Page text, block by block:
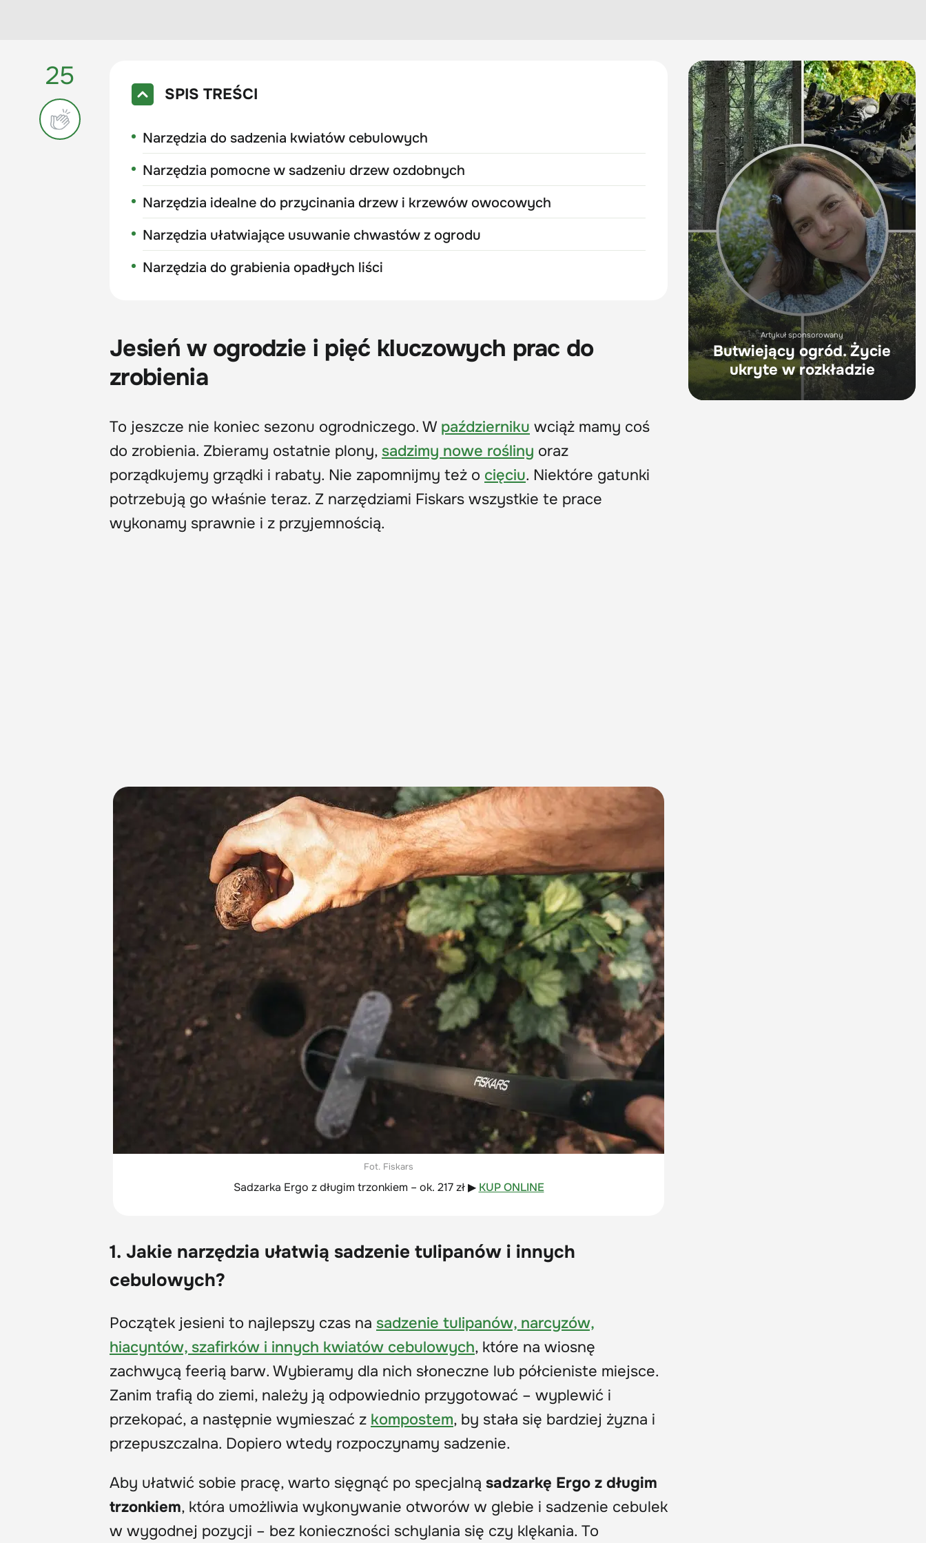
25
SPIS TREŚCI
Narzędzia do sadzenia kwiatów cebulowych
Narzędzia pomocne w sadzeniu drzew ozdobnych
Narzędzia idealne do przycinania drzew i krzewów owocowych
Narzędzia ułatwiające usuwanie chwastów z ogrodu
Narzędzia do grabienia opadłych liści
Jesień w ogrodzie i pięć kluczowych prac do
zrobienia
To jeszcze nie koniec sezonu ogrodniczego. W październiku wciąż mamy coś
do zrobienia. Zbieramy ostatnie plony, sadzimy nowe rośliny oraz
porządkujemy grządki i rabaty. Nie zapomnijmy też o cięciu. Niektóre gatunki
potrzebują go właśnie teraz. Z narzędziami Fiskars wszystkie te prace
wykonamy sprawnie i z przyjemnością.
Fot. Fiskars
Sadzarka Ergo z długim trzonkiem – ok. 217 zł ▶ KUP ONLINE
1. Jakie narzędzia ułatwią sadzenie tulipanów i innych
cebulowych?
Początek jesieni to najlepszy czas na sadzenie tulipanów, narcyzów,
hiacyntów, szafirków i innych kwiatów cebulowych, które na wiosnę
zachwycą feerią barw. Wybieramy dla nich słoneczne lub półcieniste miejsce.
Zanim trafią do ziemi, należy ją odpowiednio przygotować – wyplewić i
przekopać, a następnie wymieszać z kompostem, by stała się bardziej żyzna i
przepuszczalna. Dopiero wtedy rozpoczynamy sadzenie.
Aby ułatwić sobie pracę, warto sięgnąć po specjalną sadzarkę Ergo z długim
trzonkiem, która umożliwia wykonywanie otworów w glebie i sadzenie cebulek
w wygodnej pozycji – bez konieczności schylania się czy klękania. To
Artykuł sponsorowany
Butwiejący ogród. Życie
ukryte w rozkładzie